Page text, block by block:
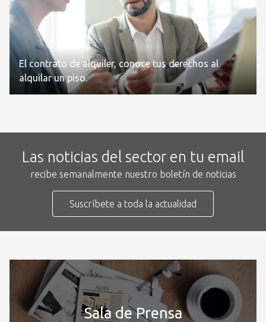
El contrato de alquiler, conoce tus derechos al
alquilar un piso.
Las noticias del sector en tu email
recibe semanalmente nuestro boletín de noticias
Suscríbete a toda la actualidad
Sala de Prensa